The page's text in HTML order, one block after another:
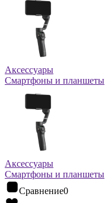
Аксессуары
Смартфоны и планшеты
Аксессуары
Смартфоны и планшеты
Сравнение0